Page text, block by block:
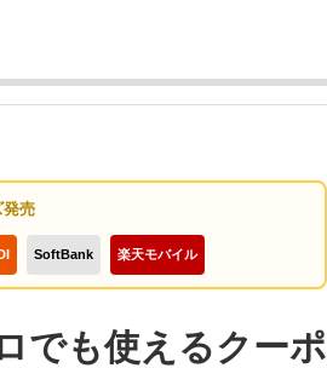
発売
SoftBank 楽天モバイル
でも使えるクーポ